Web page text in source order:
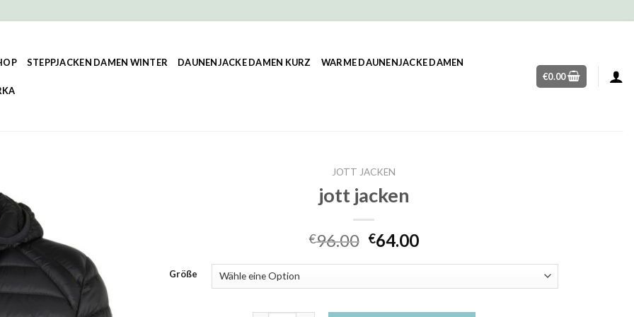
STEPPJACKEN DAMEN WINTER DAUNENJACKE DAMEN KURZ WARME DAUNENJACKE DAMEN
€0.00
JOTT JACKEN
jott jacken
€96.00 €64.00
Größe